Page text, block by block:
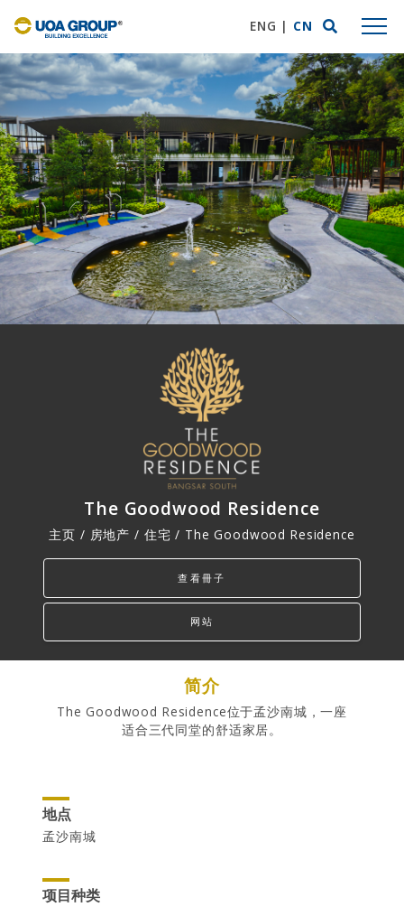
ENG | CN
ABOUT US
Group Profile
Mission Statement
Business Expertise
Awards & Accolades
UOA Privilege
PROPERTIES
Residential
Commercial
Hospitality
The Goodwood Residence
主页 / 房地产 / 住宅 / The Goodwood Residence
查看冊子
网站
简介
The Goodwood Residence位于孟沙南城，一座
适合三代同堂的舒适家居。
地点
孟沙南城
项目种类